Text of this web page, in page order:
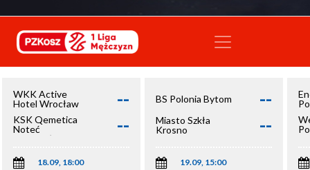
WKK Active
Hotel Wrocław
--
KSK Qemetica
Noteć
Inowrocław
--
18.09, 18:00
BS Polonia Bytom --
Miasto Szkła
Krosno
--
19.09, 15:00